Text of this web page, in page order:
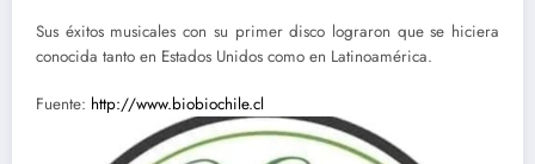
Sus éxitos musicales con su primer disco lograron que se hiciera
conocida tanto en Estados Unidos como en Latinoamérica.
Fuente: http://www.biobiochile.cl